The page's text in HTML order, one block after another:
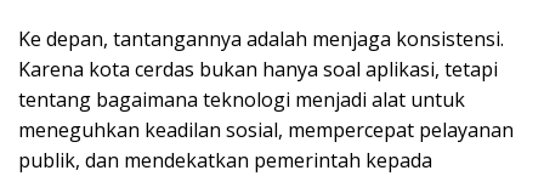
Ke depan, tantangannya adalah menjaga konsistensi.
Karena kota cerdas bukan hanya soal aplikasi, tetapi
tentang bagaimana teknologi menjadi alat untuk
meneguhkan keadilan sosial, mempercepat pelayanan
publik, dan mendekatkan pemerintah kepada